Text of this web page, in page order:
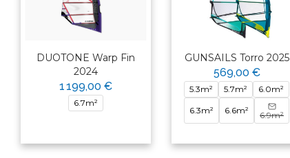
DUOTONE Warp Fin
2024
1 199,00 €
6.7m²
GUNSAILS Torro 2025
569,00 €
5.3m² 5.7m² 6.0m²
6.3m² 6.6m² 6.9m²
×